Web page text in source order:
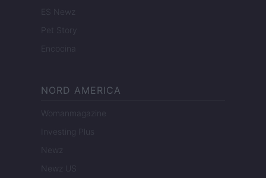
ES Newz
Pet Story
Encocina
NORD AMERICA
Womanmagazine
Investing Plus
Newz
Newz US